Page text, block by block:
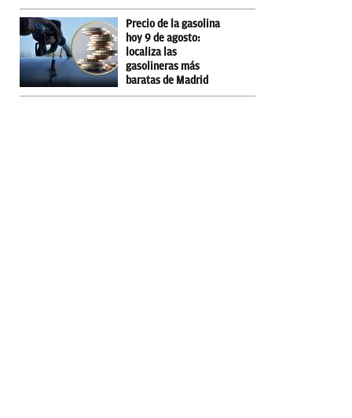
Precio de la gasolina
hoy 9 de agosto:
localiza las
gasolineras más
baratas de Madrid